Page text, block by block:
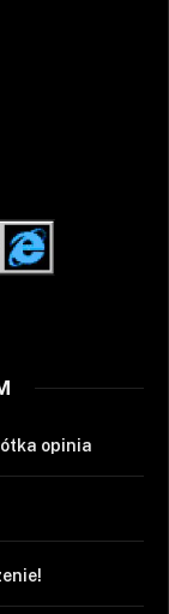
opinia